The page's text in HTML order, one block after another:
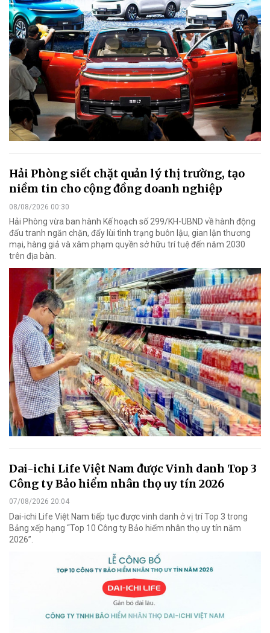
Hải Phòng siết chặt quản lý thị trường, tạo
niềm tin cho cộng đồng doanh nghiệp
08/08/2026 00:30
Hải Phòng vừa ban hành Kế hoạch số 299/KH-UBND về hành động
đấu tranh ngăn chặn, đẩy lùi tình trạng buôn lậu, gian lận thương
mại, hàng giả và xâm phạm quyền sở hữu trí tuệ đến năm 2030
trên địa bàn.
Dai-ichi Life Việt Nam được Vinh danh Top 3
Công ty Bảo hiểm nhân thọ uy tín 2026
07/08/2026 20:04
Dai-ichi Life Việt Nam tiếp tục được vinh danh ở vị trí Top 3 trong
Bảng xếp hạng “Top 10 Công ty Bảo hiểm nhân thọ uy tín năm
2026”.